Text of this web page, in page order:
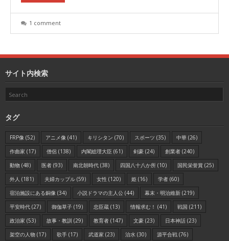
1 comment
サイト内検索
タグ
FRP像 (52) アニメ像 (41) キリシタン (70) スポーツ (35) 中華 (26)
作曲家 (17) 僧侶 (138) 内閣総理大臣 (61) 剣豪 (24) 創業者 (240)
動物 (48) 医者 (93) 南北朝時代 (38) 四国八十八か所 (10) 国民栄誉賞 (25)
外人 (181) 夫婦カップル (59) 女性 (120) 姫 (16) 学者 (60)
宿泊施設にある銅像 (34) 小説ドラマの主人公 (44) 幕末・明治維新 (219)
平安時代 (27) 御伽草子 (19) 忠臣蔵 (13) 情報求む！ (41) 戦国 (211)
政治家 (53) 故事・教訓 (29) 教育者 (147) 文豪 (23) 日本神話 (23)
架空の人物 (17) 歌手 (17) 武道家 (23) 治水 (30) 源平合戦 (76)